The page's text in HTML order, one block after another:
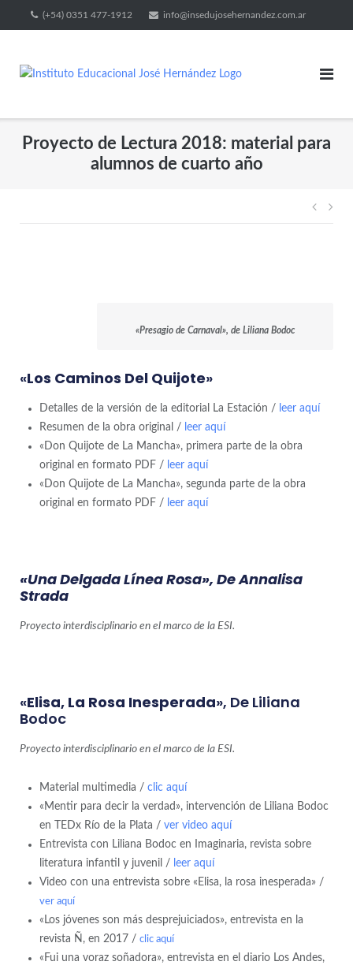
(+54) 0351 477-1912 info@insedujosehernandez.com.ar
Proyecto de Lectura 2018: material para
alumnos de cuarto año
«Presagio de Carnaval», de Liliana Bodoc
«Los Caminos Del Quijote»
Detalles de la versión de la editorial La Estación / leer aquí
Resumen de la obra original / leer aquí
«Don Quijote de La Mancha», primera parte de la obra
original en formato PDF / leer aquí
«Don Quijote de La Mancha», segunda parte de la obra
original en formato PDF / leer aquí
«Una Delgada Línea Rosa», De Annalisa
Strada
Proyecto interdisciplinario en el marco de la ESI.
«Elisa, La Rosa Inesperada», De Liliana
Bodoc
Proyecto interdisciplinario en el marco de la ESI.
Material multimedia / clic aquí
«Mentir para decir la verdad», intervención de Liliana Bodoc
en TEDx Río de la Plata / ver video aquí
Entrevista con Liliana Bodoc en Imaginaria, revista sobre
literatura infantil y juvenil / leer aquí
Video con una entrevista sobre «Elisa, la rosa inesperada» /
ver aquí
«Los jóvenes son más desprejuiciados», entrevista en la
revista Ñ, en 2017 / clic aquí
«Fui una voraz soñadora», entrevista en el diario Los Andes,